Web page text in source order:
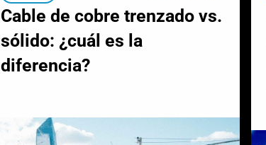
Cable de cobre trenzado vs.
sólido: ¿cuál es la
diferencia?